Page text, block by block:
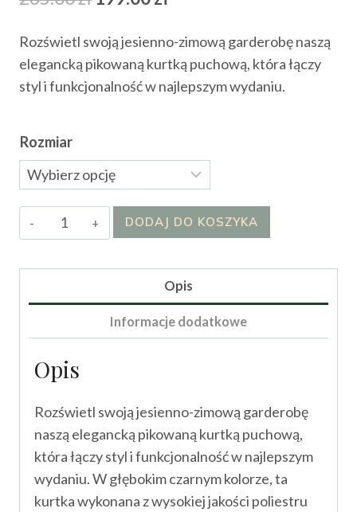
wynosiła:
265.00 zł.
wynosi:
199.00 zł.
Rozświetl swoją jesienno-zimową garderobę naszą
elegancką pikowaną kurtką puchową, która łączy
styl i funkcjonalność w najlepszym wydaniu.
Rozmiar
ilość
Kurtka
DODAJ DO KOSZYKA
Opis
Informacje dodatkowe
Opis
Rozświetl swoją jesienno-zimową garderobę
naszą elegancką pikowaną kurtką puchową,
która łączy styl i funkcjonalność w najlepszym
wydaniu. W głębokim czarnym kolorze, ta
kurtka wykonana z wysokiej jakości poliestru